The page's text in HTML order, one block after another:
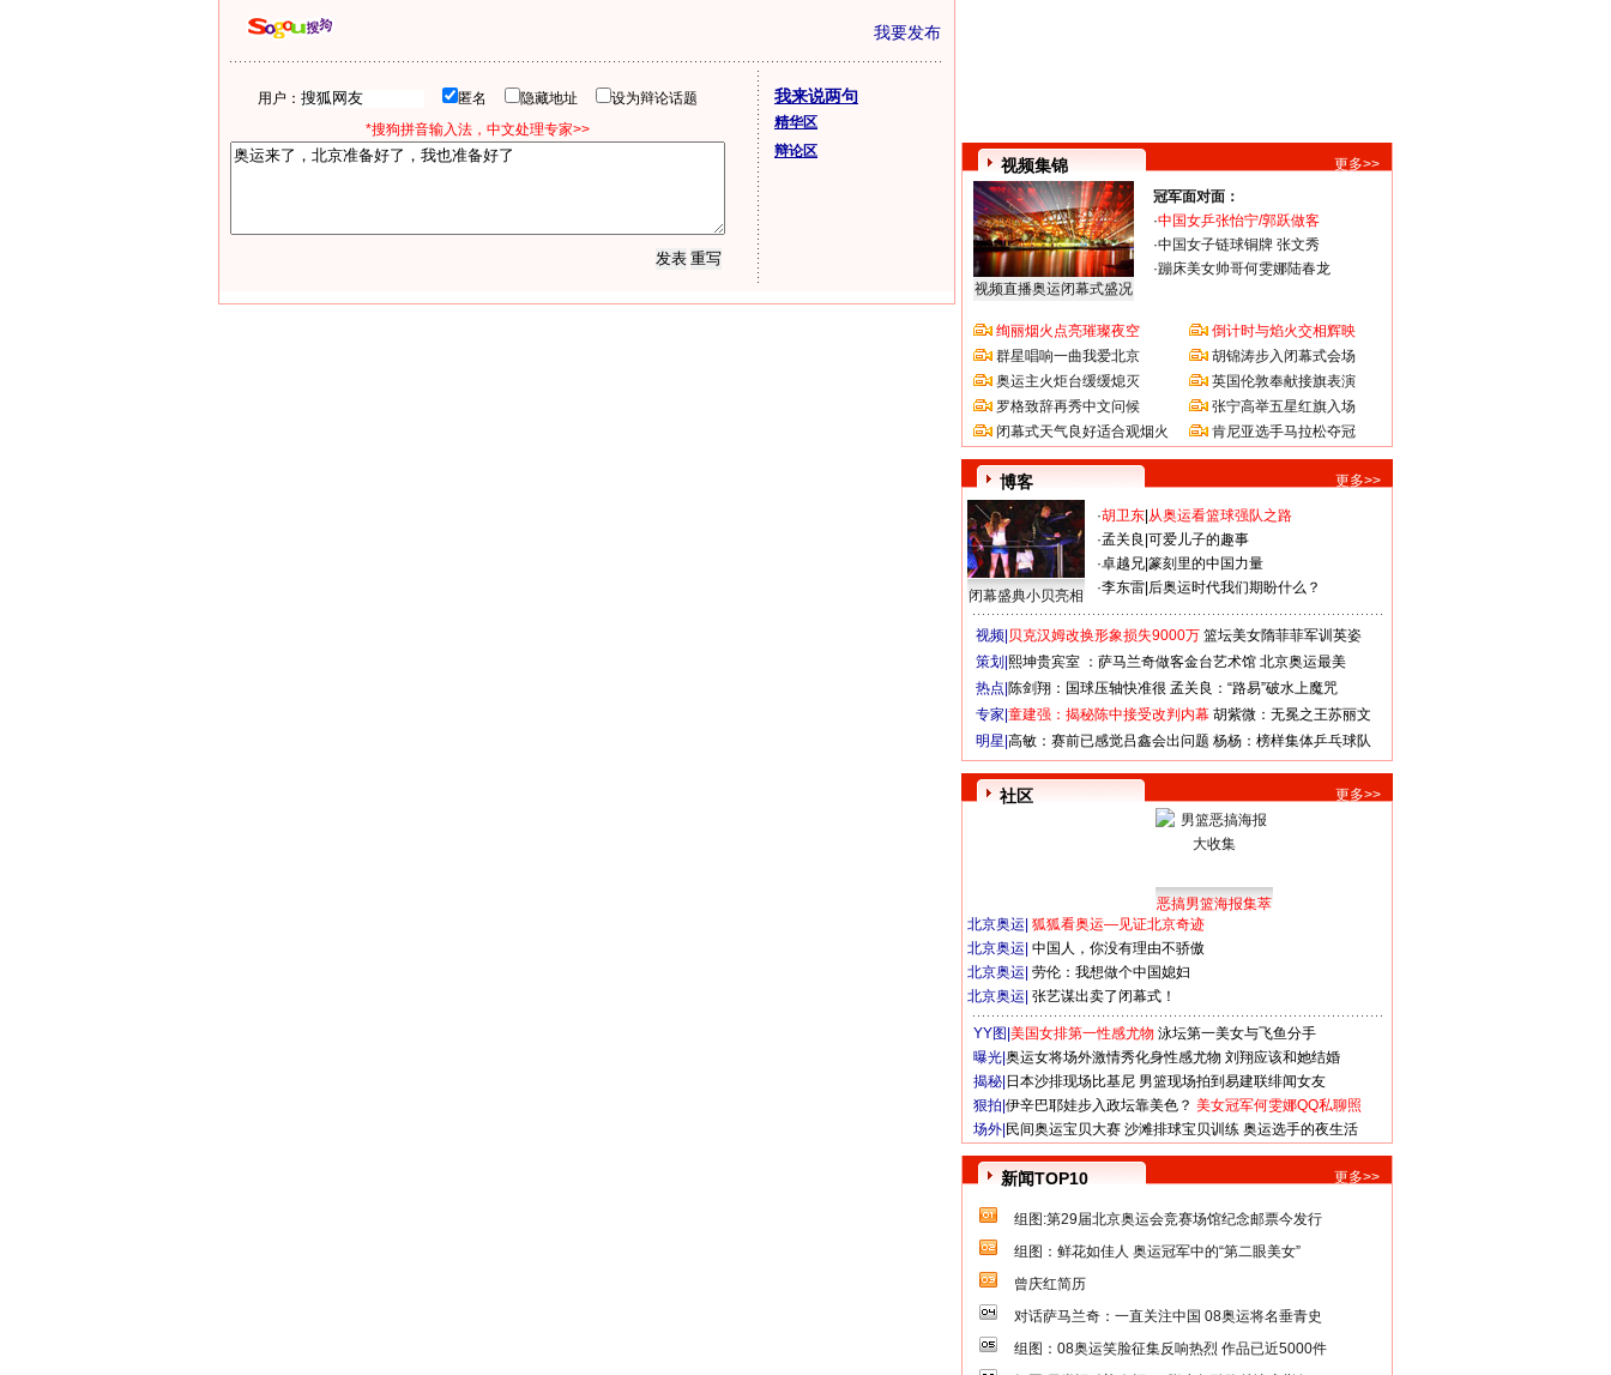
我要发布
用户： 匿名 隐藏地址
设为辩论话题
*搜狗拼音输入法，中文处理专家>>
我来说两句
精华区
辩论区
视频集锦 更多>>
视频直播奥运闭幕式盛况
冠军面对面：
·中国女乒张怡宁/郭跃做客
·中国女子链球铜牌 张文秀
·蹦床美女帅哥何雯娜陆春龙
绚丽烟火点亮璀璨夜空
群星唱响一曲我爱北京
奥运主火炬台缓缓熄灭
罗格致辞再秀中文问候
闭幕式天气良好适合观烟火
倒计时与焰火交相辉映
胡锦涛步入闭幕式会场
英国伦敦奉献接旗表演
张宁高举五星红旗入场
肯尼亚选手马拉松夺冠
博客 更多>>
闭幕盛典小贝亮相
·胡卫东 从奥运看篮球强队之路
·孟关良 可爱儿子的趣事
·卓越兄 篆刻里的中国力量
·李东雷 后奥运时代我们期盼什么？
视频| 贝克汉姆改换形象损失9000万 篮坛美女隋菲菲军训英姿
策划| 熙坤贵宾室 ：萨马兰奇做客金台艺术馆 北京奥运最美
热点| 陈剑翔：国球压轴快准很 孟关良：“路易”破水上魔咒
专家| 童建强：揭秘陈中接受改判内幕 胡紫微：无冕之王苏丽文
明星| 高敏：赛前已感觉吕鑫会出问题 杨杨：榜样集体乒乓球队
社区 更多>>
恶搞男篮海报集萃
北京奥运 狐狐看奥运—见证北京奇迹
北京奥运 中国人，你没有理由不骄傲
北京奥运 劳伦：我想做个中国媳妇
北京奥运 张艺谋出卖了闭幕式！
YY图| 美国女排第一性感尤物 泳坛第一美女与飞鱼分手
曝光| 奥运女将场外激情秀化身性感尤物 刘翔应该和她结婚
揭秘| 日本沙排现场比基尼 男篮现场拍到易建联绯闻女友
狠拍| 伊辛巴耶娃步入政坛靠美色？ 美女冠军何雯娜QQ私聊照
场外| 民间奥运宝贝大赛 沙滩排球宝贝训练 奥运选手的夜生活
新闻TOP10 更多>>
组图:第29届北京奥运会竞赛场馆纪念邮票今发行
组图：鲜花如佳人 奥运冠军中的“第二眼美女”
曾庆红简历
对话萨马兰奇：一直关注中国 08奥运将名垂青史
组图：08奥运笑脸征集反响热烈 作品已近5000件